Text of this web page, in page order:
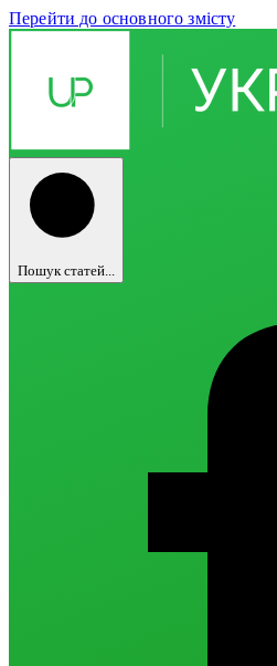
Перейти до основного змісту
Пошук статей...